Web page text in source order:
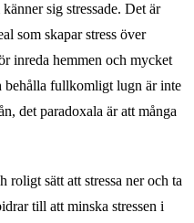
sig stressade. Det är
som skapar stress över
inreda hemmen och mycket
behålla fullkomligt lugn är inte
det paradoxala är att många
roligt sätt att stressa ner och ta
till att minska stressen i